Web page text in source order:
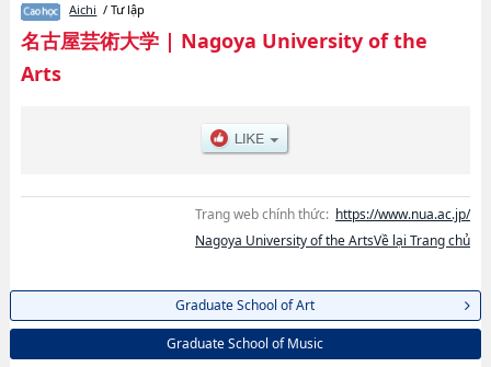
thông tin cần thiết dành cho du học sinh, như là về các Graduate School of
ArthoặcGraduate School of MusichoặcGraduate School of
DesignhoặcGraduate School of Human Development, thông tin về từng
khoa nghiên cứu, thông tin liên quan đến thi tuyển như số lượng tuyển
Aichi / Tư lập
名古屋芸術大学| Nagoya University of the
Arts
Trang web chính thức: https://www.nua.ac.jp/
Nagoya University of the ArtsVề lại Trang chủ
Graduate School of Art
Graduate School of Music